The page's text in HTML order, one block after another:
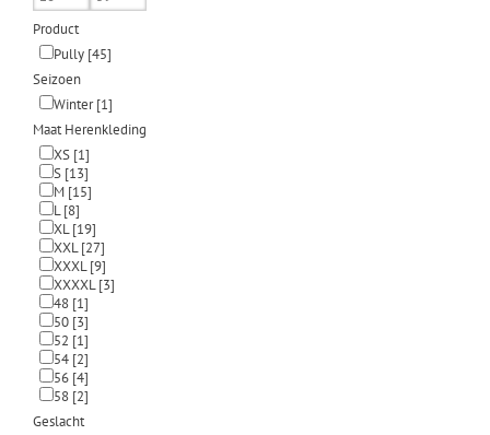
Product
Pully[45]
Seizoen
Winter[1]
Maat Herenkleding
XS[1]
S[13]
M[15]
L[8]
XL[19]
XXL[27]
XXXL[9]
XXXXL[3]
48[1]
50[3]
52 [1]
54[2]
56[4]
58[2]
Geslacht